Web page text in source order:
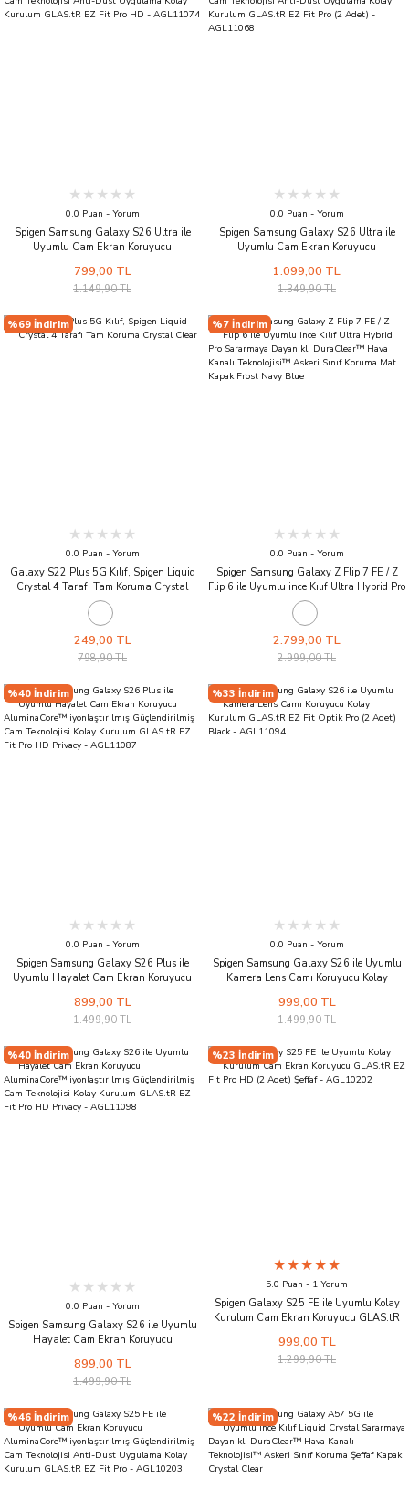
0.0 Puan - Yorum
Spigen Samsung Galaxy S26 Ultra ile
Uyumlu Cam Ekran Koruyucu
Güçlendirilmiş Cam Teknolojisi Anti-Dust
Uygulama Kolay Kurulum GLAS.tR EZ Fit
799,00 TL
1.149,90 TL
0.0 Puan - Yorum
Spigen Samsung Galaxy S26 Ultra ile
Uyumlu Cam Ekran Koruyucu
Güçlendirilmiş Cam Teknolojisi Anti-Dust
Uygulama Kolay Kurulum GLAS.tR EZ Fit
1.099,00 TL
1.349,90 TL
%69 İndirim
0.0 Puan - Yorum
Galaxy S22 Plus 5G Kılıf, Spigen Liquid
Crystal 4 Tarafı Tam Koruma Crystal
Clear
249,00 TL
798,90 TL
%7 İndirim
0.0 Puan - Yorum
Spigen Samsung Galaxy Z Flip 7 FE / Z
Flip 6 ile Uyumlu ince Kılıf Ultra Hybrid Pro
Sararmaya Dayanıklı DuraClear™ Hava
Kanalı Teknolojisi™ Askeri Sınıf Koruma
2.799,00 TL
2.999,00 TL
%40 İndirim
0.0 Puan - Yorum
Spigen Samsung Galaxy S26 Plus ile
Uyumlu Hayalet Cam Ekran Koruyucu
Güçlendirilmiş Cam Teknolojisi Kolay
Kurulum GLAS.tR EZ Fit Pro HD Privacy -
899,00 TL
1.499,90 TL
%33 İndirim
0.0 Puan - Yorum
Spigen Samsung Galaxy S26 ile Uyumlu
Kamera Lens Camı Koruyucu Kolay
Adet) Black - AGL11094
999,00 TL
1.499,90 TL
%40 İndirim
0.0 Puan - Yorum
Spigen Samsung Galaxy S26 ile Uyumlu
Hayalet Cam Ekran Koruyucu
Güçlendirilmiş Cam Teknolojisi Kolay
Kurulum GLAS.tR EZ Fit Pro HD Privacy -
899,00 TL
1.499,90 TL
%23 İndirim
5.0 Puan - 1 Yorum
Spigen Galaxy S25 FE ile Uyumlu Kolay
Kurulum Cam Ekran Koruyucu GLAS.tR
999,00 TL
1.299,90 TL
%46 İndirim %22 İndirim